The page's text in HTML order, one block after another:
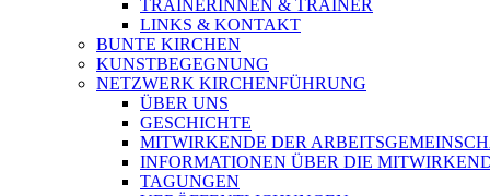
TRAINERINNEN & TRAINER
LINKS & KONTAKT
BUNTE KIRCHEN
KUNSTBEGEGNUNG
NETZWERK KIRCHENFÜHRUNG
ÜBER UNS
GESCHICHTE
MITWIRKENDE DER
INFORMATIONEN ÜBER DIE
TAGUNGEN